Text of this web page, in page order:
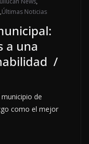
,Últimas Noticias
a una
/
de
como el mejor